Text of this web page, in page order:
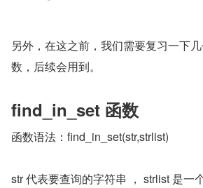
另外，在这之前，我们需要复习一下
数，后续会用到。
find_in_set 函数
函数语法：find_in_set(str,strlist)
str 代表要查询的字符串 ， strlist 是一